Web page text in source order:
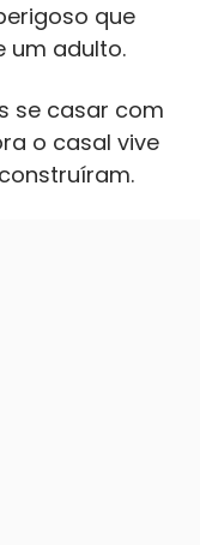
que
um adulto.
se casar com
o casal vive